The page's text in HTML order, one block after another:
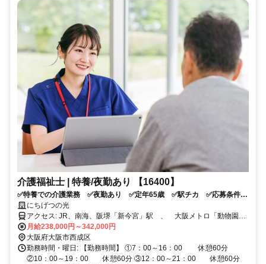
介護福祉士 | 特養/夜勤あり 【16400】
✅特養での介護業務 ✅夜勤あり ✅定年65歳 ✅駅チカ ✅応募条件：
介護系資格をお持ちの方
にちげつの光
アクセス: JR、南海、阪堺「新今宮」駅 、 大阪メトロ「動物園
前」駅から徒歩1分
月給238,000円～342,000円
大阪府大阪市西成区
勤務時間・曜日: 【勤務時間】 ①7：00～16：00 休憩60分
②10：00～19：00 休憩60分 ③12：00～21：00 休憩60分